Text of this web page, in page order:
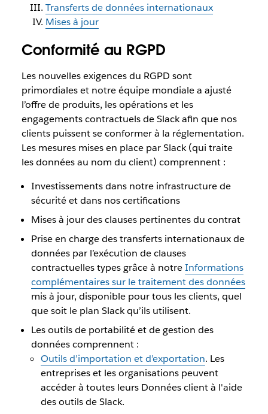
Transferts de données internationaux
Mises à jour
Conformité au RGPD
Les nouvelles exigences du RGPD sont
primordiales et notre équipe mondiale a ajusté
l’offre de produits, les opérations et les
engagements contractuels de Slack afin que nos
clients puissent se conformer à la réglementation.
Les mesures mises en place par Slack (qui traite
les données au nom du client) comprennent :
Investissements dans notre infrastructure de
sécurité et dans nos certifications
Mises à jour des clauses pertinentes du contrat
Prise en charge des transferts internationaux de
données par l’exécution de clauses
contractuelles types grâce à notreInformations
complémentaires sur le traitement des données
mis à jour, disponible pour tous les clients, quel
que soit le plan Slack qu’ils utilisent.
Les outils de portabilité et de gestion des
données comprennent :
Outils d’importation et d’exportation. Les
entreprises et les organisations peuvent
accéder à toutes leurs Données client à l'aide
des outils de Slack.